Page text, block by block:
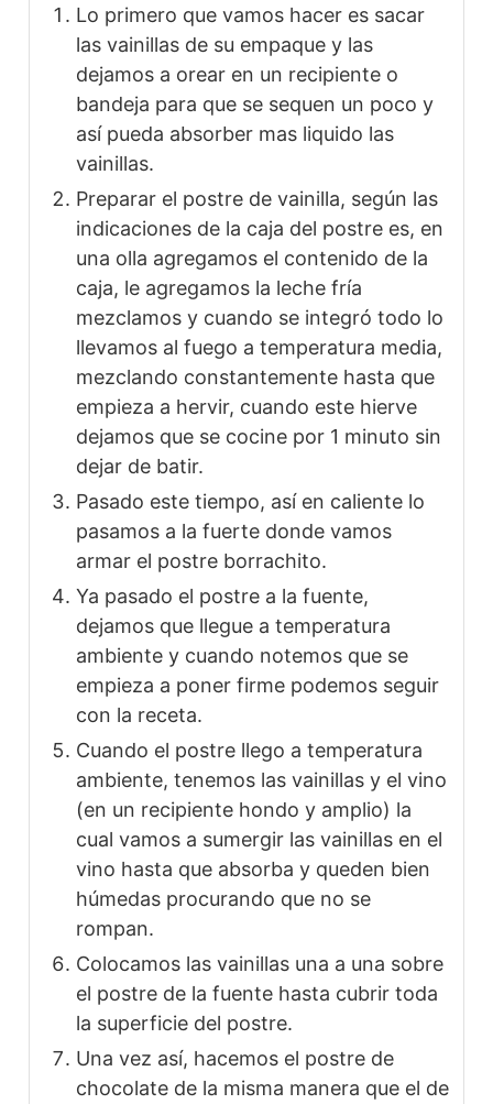
Lo primero que vamos hacer es sacar
las vainillas de su empaque y las
dejamos a orear en un recipiente o
bandeja para que se sequen un poco y
así pueda absorber mas liquido las
vainillas.
Preparar el postre de vainilla, según las
indicaciones de la caja del postre es, en
una olla agregamos el contenido de la
caja, le agregamos la leche fría
mezclamos y cuando se integró todo lo
llevamos al fuego a temperatura media,
mezclando constantemente hasta que
empieza a hervir, cuando este hierve
dejamos que se cocine por 1 minuto sin
dejar de batir.
Pasado este tiempo, así en caliente lo
pasamos a la fuerte donde vamos
armar el postre borrachito.
Ya pasado el postre a la fuente,
dejamos que llegue a temperatura
ambiente y cuando notemos que se
empieza a poner firme podemos seguir
con la receta.
Cuando el postre llego a temperatura
ambiente, tenemos las vainillas y el vino
(en un recipiente hondo y amplio) la
cual vamos a sumergir las vainillas en el
vino hasta que absorba y queden bien
húmedas procurando que no se
rompan.
Colocamos las vainillas una a una sobre
el postre de la fuente hasta cubrir toda
la superficie del postre.
Una vez así, hacemos el postre de
chocolate de la misma manera que el de